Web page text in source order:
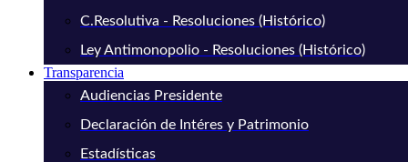
C.Resolutiva - Resoluciones (Histórico)
Ley Antimonopolio - Resoluciones (Histórico)
Transparencia
Audiencias Presidente
Declaración de Intéres y Patrimonio
Estadísticas